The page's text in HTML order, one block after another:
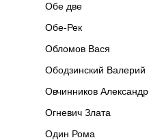
Обе две
Обе-Рек
Обломов Вася
Ободзинский Валерий
Овчинников Александр
Огневич Злата
Один Рома